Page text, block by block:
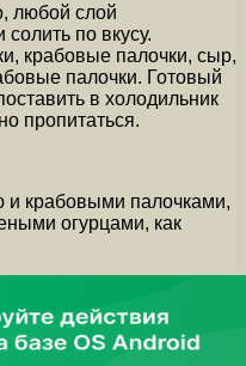
любой слой
по вкусу.
крабовые палочки, сыр,
палочки. Готовый
в холодильник
пропитаться.
и крабовыми палочками,
огурцами, как